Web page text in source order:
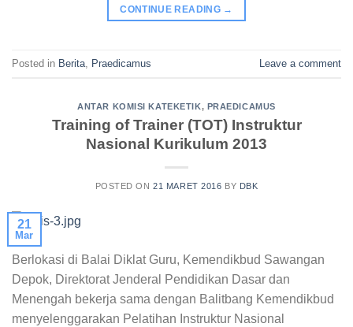
CONTINUE READING →
Posted in Berita Praedicamus Leave a comment
ANTAR KOMISI KATEKETIK, PRAEDICAMUS
Training of Trainer (TOT) Instruktur
Nasional Kurikulum 2013
POSTED ON21 MARET 2016 BY DBK
21
Mar
Berlokasi di Balai Diklat Guru, Kemendikbud Sawangan
Depok, Direktorat Jenderal Pendidikan Dasar dan
Menengah bekerja sama dengan Balitbang Kemendikbud
menyelenggarakan Pelatihan Instruktur Nasional